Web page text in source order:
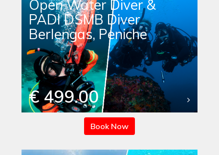
Open Water Diver &
PADI DSMB Diver
Berlengas, Peniche
€ 499.00
Book Now